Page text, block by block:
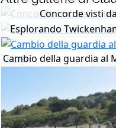
Concorde visti
Esplorando
Cambio della guardia al